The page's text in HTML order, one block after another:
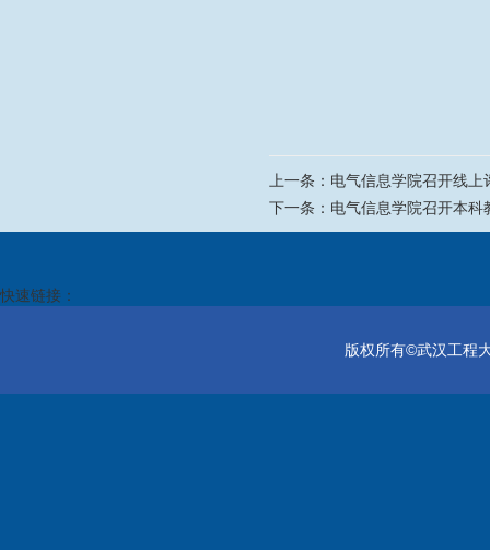
上一条： 电气信息学院召开线上
下一条： 电气信息学院召开本
快速链接：
版权所有©武汉工程